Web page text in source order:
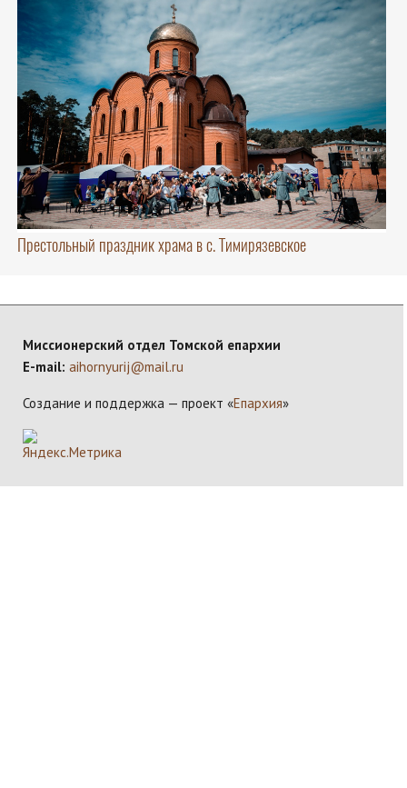
Престольный праздник храма в с. Тимирязевское
Миссионерский отдел Томской епархии
E-mail: aihornyurij@mail.ru
Создание и поддержка — проект «Епархия»